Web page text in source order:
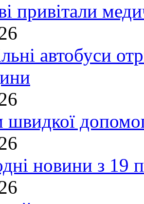
привітали
автобуси
новини з 19